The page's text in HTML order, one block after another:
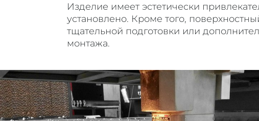
Изделие имеет эстетически
установлено. Кроме того,
тщательной подготовки или
монтажа.